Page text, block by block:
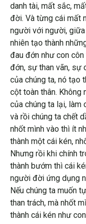
danh tài, mất sắc,
đời. Và từng cái mất
người với người,
nhiên tạo thành
đau đớn như con
đớn, sự than vãn, sự
của chúng ta, nó tạo
cột toàn thân. Không
của chúng ta lại, làm
và rồi chúng ta chết
nhốt mình vào thì ít
thành một cái kén,
Nhưng rồi khi chính
thành bướm thì cái
người đời ứng dụng
Nếu chúng ta muốn
than trách, mà nhốt
thành cái kén như